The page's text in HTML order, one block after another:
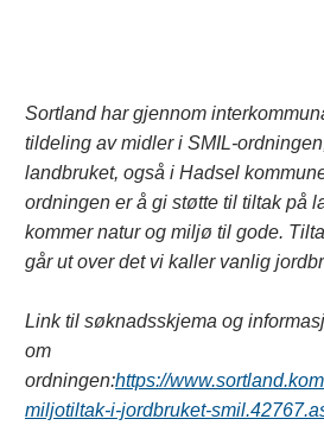
Sortland har gjennom
tildeling av midler i SMIL-
landbruket, også i Hadsel
ordningen er å gi støtte til tiltak på
kommer natur og miljø til gode.
går ut over det vi kaller vanlig
Link til søknadsskjema og
om
ordningen:https://
miljotiltak-i-jordbruket-